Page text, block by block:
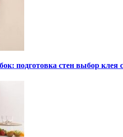
подготовка стен выбор клея